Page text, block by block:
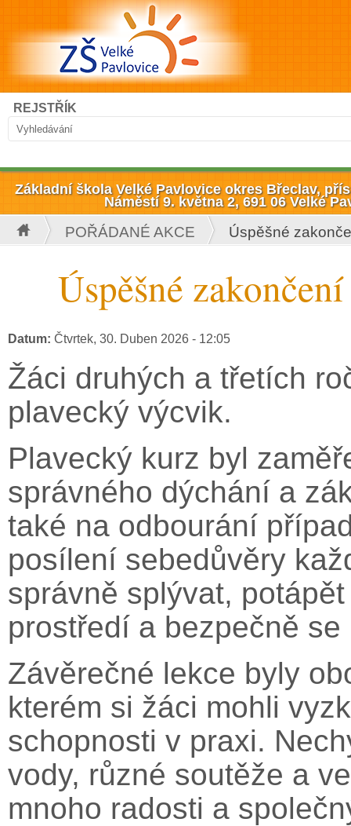
Přejít k hlavnímu obsahu
Vyhledávání
Hledat
REJSTŘÍK
Základní škola Velké Pavlovice okres Břeclav,
Náměstí 9. května 2, 691 06 Velké
Jste zde
POŘÁDANÉ AKCE Úspěšné
Úspěšné
Datum: Čtvrtek, 30. Duben 2026 - 12:05
Žáci druhých a třetích
plavecký výcvik.
Plavecký kurz byl
správného dýchání a
také na odbourání
posílení sebedůvěry
správně splývat,
prostředí a bezpečně
Závěrečné lekce byly
kterém si žáci mohli
schopnosti v praxi.
vody, různé soutěže a
mnoho radosti a